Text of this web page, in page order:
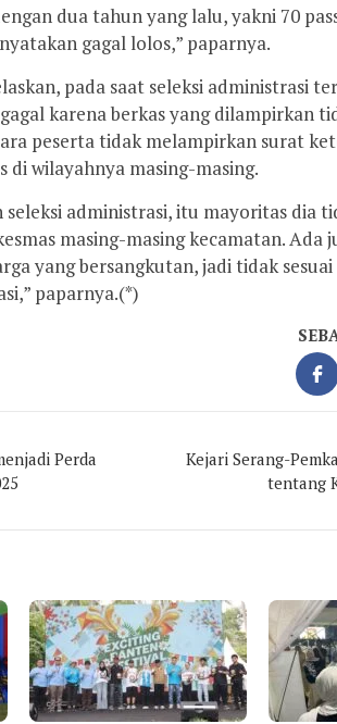
dua tahun yang lalu, yakni 70
gagal lolos,” paparnya.
pada saat seleksi administrasi
karena berkas yang dilampirkan
peserta tidak melampirkan surat
di wilayahnya masing-masing.
seleksi administrasi, itu mayoritas dia
masing-masing kecamatan. Ada
yang bersangkutan, jadi tidak
paparnya.(*)
Perda
Kejari Serang-
tentang